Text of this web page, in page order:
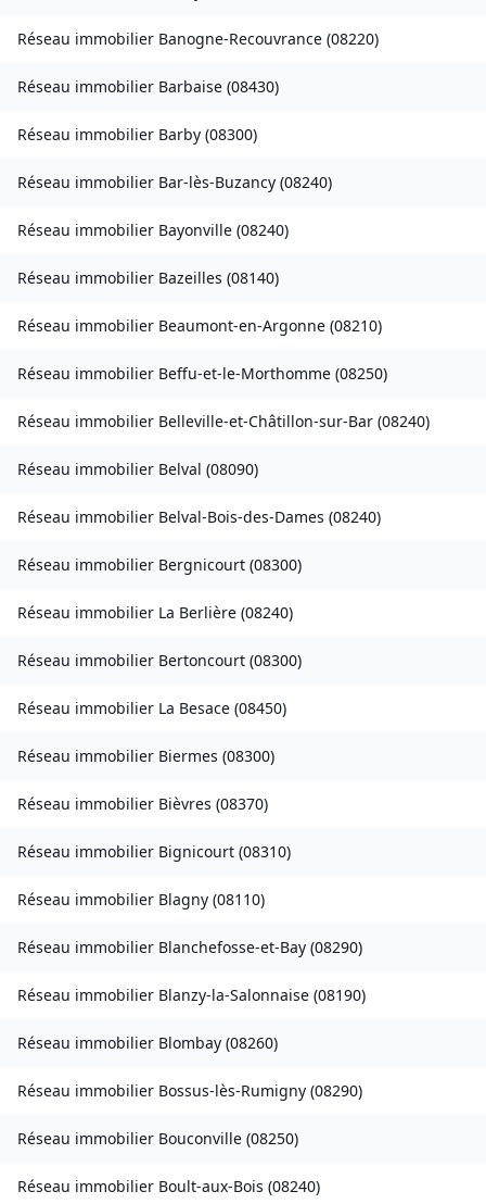
Réseau immobilier Banogne-Recouvrance (08220)
Réseau immobilier Barbaise (08430)
Réseau immobilier Barby (08300)
Réseau immobilier Bar-lès-Buzancy (08240)
Réseau immobilier Bayonville (08240)
Réseau immobilier Bazeilles (08140)
Réseau immobilier Beaumont-en-Argonne (08210)
Réseau immobilier Beffu-et-le-Morthomme (08250)
Réseau immobilier Belleville-et-Châtillon-sur-Bar (08240)
Réseau immobilier Belval (08090)
Réseau immobilier Belval-Bois-des-Dames (08240)
Réseau immobilier Bergnicourt (08300)
Réseau immobilier La Berlière (08240)
Réseau immobilier Bertoncourt (08300)
Réseau immobilier La Besace (08450)
Réseau immobilier Biermes (08300)
Réseau immobilier Bièvres (08370)
Réseau immobilier Bignicourt (08310)
Réseau immobilier Blagny (08110)
Réseau immobilier Blanchefosse-et-Bay (08290)
Réseau immobilier Blanzy-la-Salonnaise (08190)
Réseau immobilier Blombay (08260)
Réseau immobilier Bossus-lès-Rumigny (08290)
Réseau immobilier Bouconville (08250)
Réseau immobilier Boult-aux-Bois (08240)